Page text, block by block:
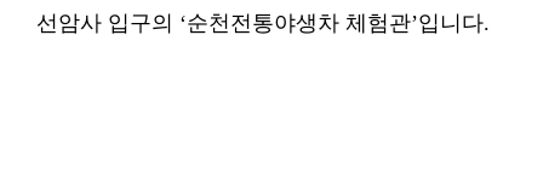
선암사 입구의 ‘순천전통야생차 체험관’입니다.